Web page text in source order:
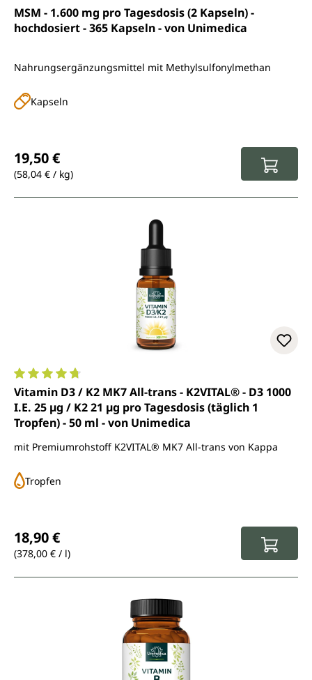
Durchschnittliche Bewertung von 4.7 von 5 Sternen
MSM - 1.600 mg pro Tagesdosis (2 Kapseln) -
hochdosiert - 365 Kapseln - von Unimedica
Nahrungsergänzungsmittel mit Methylsulfonylmethan
Kapseln
19,50 €
(58,04 € / kg)
Durchschnittliche Bewertung von 4.8 von 5 Sternen
Vitamin D3 / K2 MK7 All-trans - K2VITAL® - D3 1000
I.E. 25 µg / K2 21 µg pro Tagesdosis (täglich 1
Tropfen) - 50 ml - von Unimedica
mit Premiumrohstoff K2VITAL® MK7 All-trans von Kappa
Tropfen
18,90 €
(378,00 € / l)